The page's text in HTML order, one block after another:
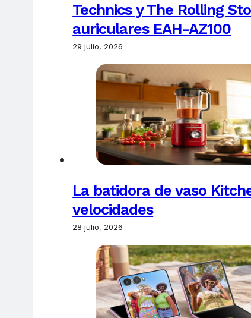
Technics y The Rolling
auriculares EAH-AZ100
29 julio, 2026
La batidora de vaso
velocidades
28 julio, 2026